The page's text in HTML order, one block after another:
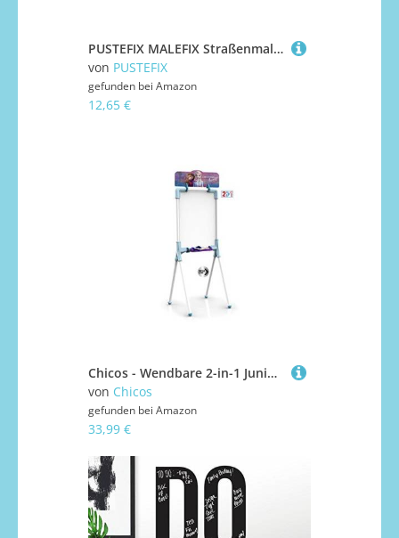
PUSTEFIX MALEFIX Straßenmalkreide 50er Packung I Malkreide für Kinder und Erwachsene I Vielfalt an Farben I Leuchtend und Kräftig I Wasserlösliche und hochwertige Kreide I für Straße u. Hof
von PUSTEFIX
gefunden bei Amazon
12,65 €
Chicos - Wendbare 2-in-1 Junior Tafel, inklusive Marker, Kreide, Radiergummi und Schablone Frozen II, Material von hoher Festigkeit und Haltbarkeit, ab 3 Jahren (53039)
von Chicos
gefunden bei Amazon
33,99 €